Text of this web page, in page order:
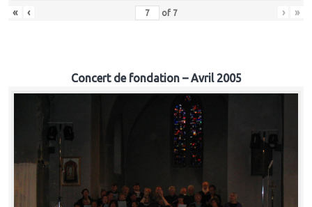
« ‹ of 7 › »
Concert de fondation – Avril 2005